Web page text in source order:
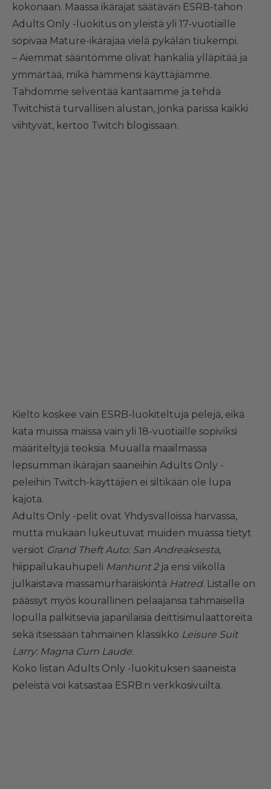
kokonaan. Maassa ikärajat säätävän ESRB-tahon
Adults Only -luokitus on yleistä yli 17-vuotiaille
sopivaa Mature-ikärajaa vielä pykälän tiukempi.
– Aiemmat sääntömme olivat hankalia ylläpitää ja
ymmärtää, mikä hämmensi käyttäjiämme.
Tahdomme selventää kantaamme ja tehdä
Twitchistä turvallisen alustan, jonka parissa kaikki
viihtyvät, kertoo Twitch blogissaan.
Kielto koskee vain ESRB-luokiteltuja pelejä, eikä
kata muissa maissa vain yli 18-vuotiaille sopiviksi
määriteltyjä teoksia. Muualla maailmassa
lepsumman ikärajan saaneihin Adults Only -
peleihin Twitch-käyttäjien ei siltikään ole lupa
kajota.
Adults Only -pelit ovat Yhdysvalloissa harvassa,
mutta mukaan lukeutuvat muiden muassa tietyt
versiot Grand Theft Auto: San Andreaksesta,
hiippailukauhupeli Manhunt 2ja ensi viikolla
julkaistava massamurharäiskintä Hatred. Listalle on
päässyt myös kourallinen pelaajansa tahmaisella
lopulla palkitsevia japanilaisia deittisimulaattoreita
sekä itsessään tahmainen klassikko Leisure Suit
Larry: Magna Cum Laude.
Koko listan Adults Only -luokituksen saaneista
peleistä voi katsastaa ESRB:n verkkosivuilta.